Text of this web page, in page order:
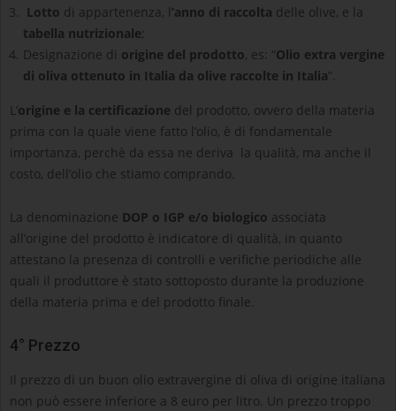
Lotto di appartenenza, l’anno di raccolta delle olive, e la
tabella nutrizionale;
Designazione di origine del prodotto, es: “Olio extra vergine
di oliva ottenuto in Italia da olive raccolte in Italia”.
L’origine e la certificazione del prodotto, ovvero della materia
prima con la quale viene fatto l’olio, è di fondamentale
importanza, perchè da essa ne deriva la qualità, ma anche il
costo, dell’olio che stiamo comprando.
La denominazione DOP o IGP e/o biologico associata
all’origine del prodotto è indicatore di qualità, in quanto
attestano la presenza di controlli e verifiche periodiche alle
quali il produttore è stato sottoposto durante la produzione
della materia prima e del prodotto finale.
4° Prezzo
Il prezzo di un buon olio extravergine di oliva di origine italiana
non può essere inferiore a 8 euro per litro. Un prezzo troppo